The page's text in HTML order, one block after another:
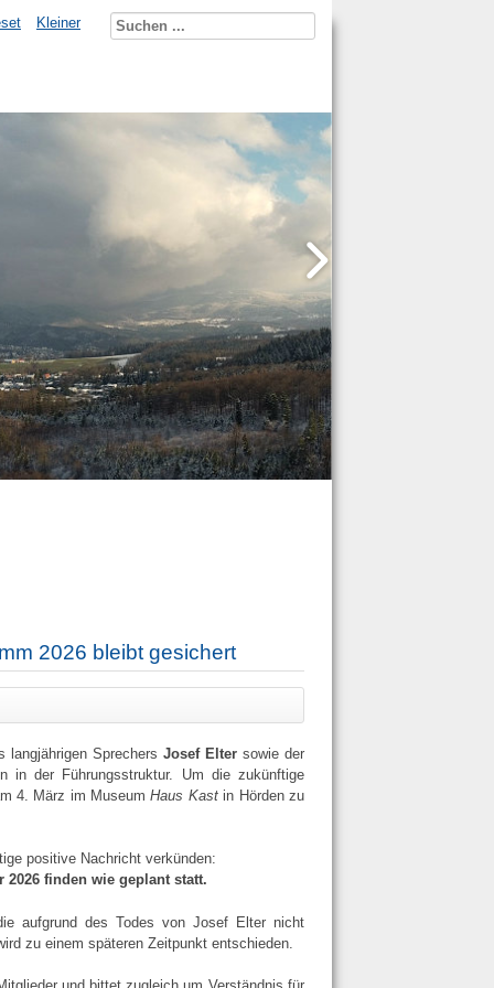
Kleiner
2026 bleibt gesichert
langjährigen Sprechers Josef Eltersowie der
in der Führungsstruktur. Um die zukünftige
4. März im MuseumHaus Kastin Hörden zu
positive Nachricht verkünden:
finden wie geplant statt.
aufgrund des Todes von Josef Elter nicht
zu einem späteren Zeitpunkt entschieden.